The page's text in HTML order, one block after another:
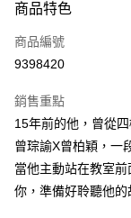
信用卡一次付款
超商取貨付款
Apple Pay
街口支付
悠遊付
商品特色
商品編號
9398420
銷售重點
15年前的他，曾從
曾琮諭X曾柏穎，一
當他主動站在教室
你，準備好聆聽他的